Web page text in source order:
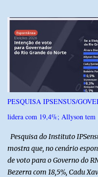
instituições e tecnologias
técnicas, a feira contará
agosto, o público poderá
seguido de apresentação
reforça a importância do
referência na fruticultura
inovação e oportunidades
potiguar. @associacaodiba
PESQUISA IPSENSUS/
lidera com 19,4%; Allyson tem
Pesquisa do Instituto
mostra que, no cenário
de voto para o Governo do
Bezerra com 18,5%, Cadu